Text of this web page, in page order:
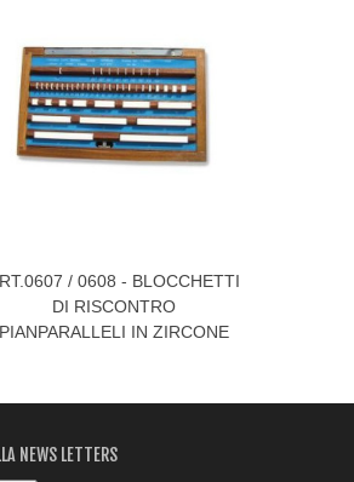
Visualizza Di Più/ 0608 - BLOCCHETTI
DI RISCONTRO
PIANPARALLELI IN ZIRCONE
NEWS LETTERS